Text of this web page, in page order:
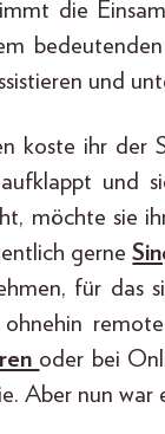
die
und
koste ihr der
und
möchte sie
gerne
für das
oder bei
Aber nun war